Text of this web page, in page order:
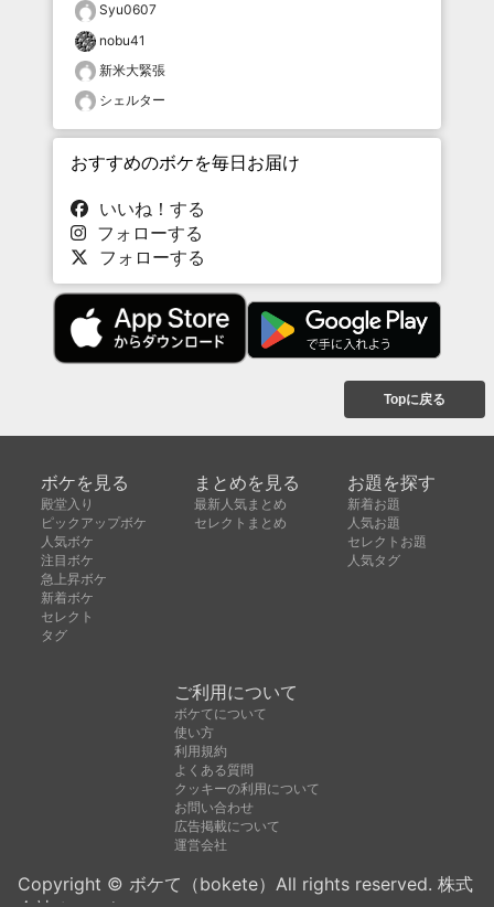
Syu0607
nobu41
新米大緊張
シェルター
おすすめのボケを毎日お届け
いいね！する
フォローする
フォローする
Topに戻る
ボケを見る
殿堂入り
ピックアップボケ
人気ボケ
注目ボケ
急上昇ボケ
新着ボケ
セレクト
タグ
まとめを見る
最新人気まとめ
セレクトまとめ
お題を探す
新着お題
人気お題
セレクトお題
人気タグ
ご利用について
ボケてについて
使い方
利用規約
よくある質問
クッキーの利用について
お問い合わせ
広告掲載について
運営会社
Copyright © ボケて（bokete）All rights reserved. 株式